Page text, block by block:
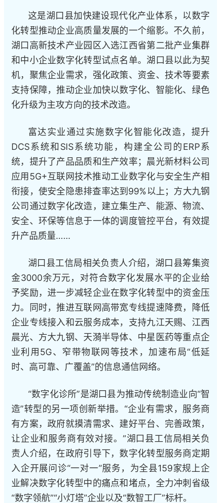
这是湖口县加快建设现代化产业体系，以数字
化转型推动企业高质量发展的一个缩影。不久前，
湖口高新技术产业园区入选江西省第二批产业集群
和中小企业数字化转型试点名单。湖口县以此为契
机，聚焦企业需求，强化政策、资金、技术等要素
支持保障，推动企业加快以数字化、智能化、绿色
化升级为主攻方向的技术改造。
富达实业通过实施数字化智能化改造，提升
DCS系统和SIS系统功能，构建全公司的ERP系
统，提升了产品品质和生产效率；晨光新材料公司
应用5G+互联网技术推动工业数字化与安全生产相
衔接，使安全隐患排查率达到99%以上；方大九钢
公司通过数字化改造，建立集生产、能源、物流、
安全、环保等信息于一体的调度管控平台，有效提
升产品质量……
湖口县工信局相关负责人介绍，湖口县筹集资
金3000余万元，对符合数字化发展水平的企业给
予奖励，进一步减轻企业在数字化转型中的资金压
力。同时，推进互联网高带宽专线提速降费，降低
企业专线接入和云服务成本，支持九江天赐、江西
晨光、方大九钢、天漪半导体、中星医药等重点企
业利用5G、窄带物联网等技术，加速布局“低延
时、高可靠、广覆盖”的信息通信网络。
“数字化诊所”是湖口县为推动传统制造业向“智
造”转型的另一项创新举措。“企业有需求，服务商
有方案，政府就摸清需求、建好平台、完善政策，
让企业和服务商有效对接。”湖口县工信局相关负
责人介绍，在政府引导下，数字化转型服务商定期
入企开展问诊“一对一”服务，为全县159家规上企
业解决数字化转型中的痛点和堵点，全力冲刺省级
“数字领航”“小灯塔”企业以及“数智工厂”标杆。